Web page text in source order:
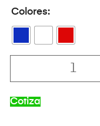
Colores
Cotiza